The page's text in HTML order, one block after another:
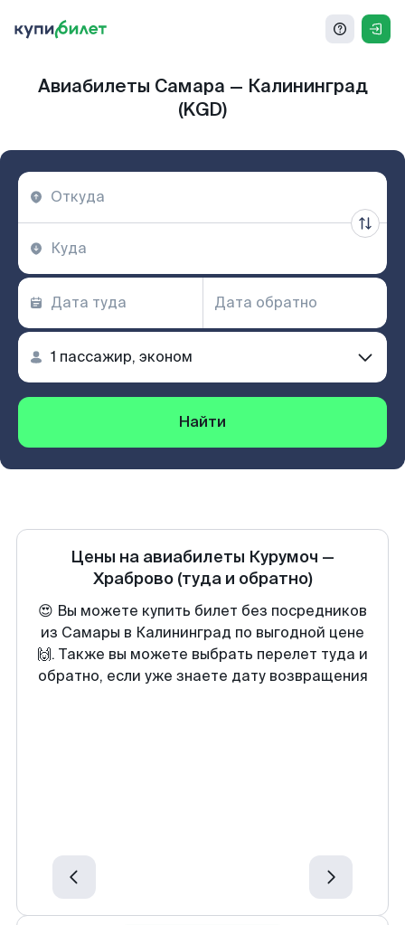
Авиабилеты Самара — Калининград
(KGD)
Найти
Цены на авиабилеты Курумоч —
Храброво (туда и обратно)
😍 Вы можете купить билет без посредников
из Самары в Калининград по выгодной цене
🙌. Также вы можете выбрать перелет туда и
обратно, если уже знаете дату возвращения